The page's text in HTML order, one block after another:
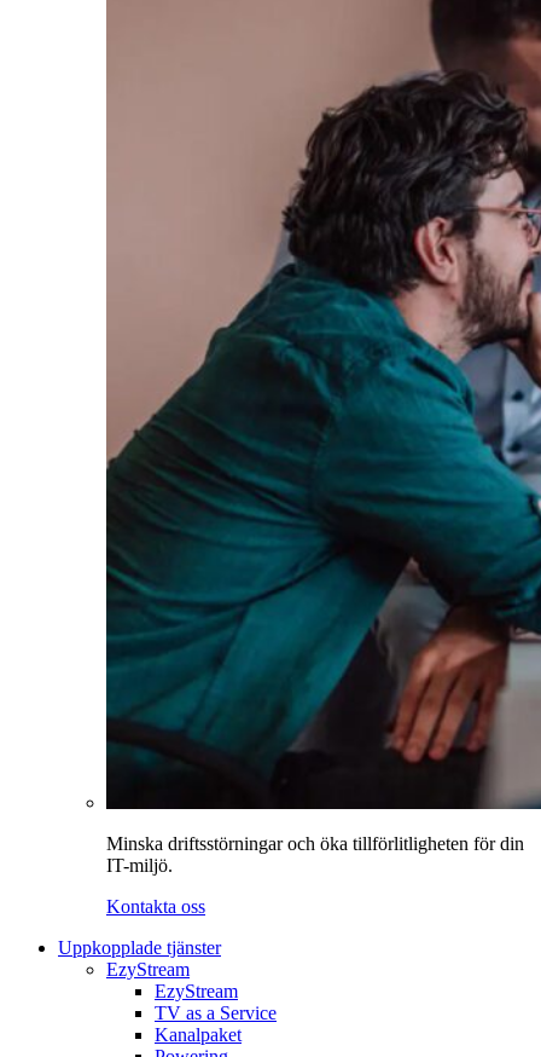
Minska driftsstörningar och öka tillförlitligheten för din
IT-miljö.
Kontakta oss
Uppkopplade tjänster
EzyStream
EzyStream
TV as a Service
Kanalpaket